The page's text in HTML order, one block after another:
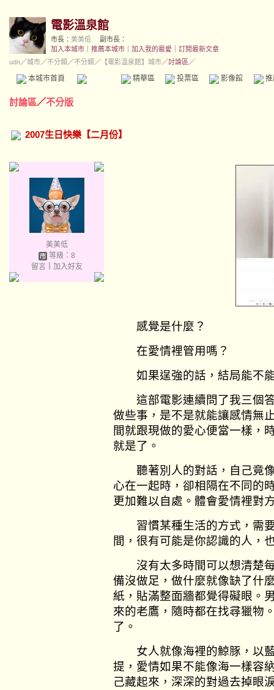
電影溫泉館
市長： 美美低
副市長：
加入本城市
推薦本城市 加入我的最愛
訂閱最新文章
udn／城市／不分類 ／不分類 ／ 【電影溫泉館】城市／討論區／
本城市首頁 精華區 投票區 影像館
討論區／不分版
2007生日快樂【二月份】
美美低
等級：8
留言｜ 加入好友
感覺是什麼？
在愛情裡管用嗎？
如果逞強的話，結局能不
這部電影連續問了我三個答
做些事，是不是就能讓感情無
間就跟現做的愛心便當一樣，
就是了。
聽著別人的對話，自己竟像
心在一起時，卻相隔在不同的
更加難以自處。體會愛情裡對
習慣某種生活的方式，需要
間，很有可能是你認識的人，
沒有太多時間可以想清楚每
備沒做足，做什麼就像缺了什
紙，貼滿整面牆都覺得礙眼。
來的老鷹，隨時都在找尋獵物
了。
女人就像海裡的鯨豚，以藍
提，愛情如果不能像海一樣容
己藏起來，深深的對過去掉眼